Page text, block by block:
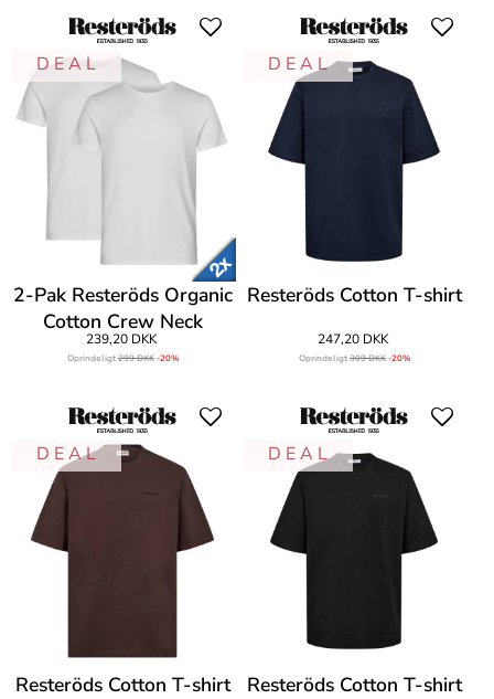
D E A L
2-Pak Resteröds Organic
Cotton Crew Neck
239,20 DKK
Oprindeligt299 DKK -20%
D E A L
Resteröds Cotton T-shirt
247,20 DKK
Oprindeligt309 DKK -20%
D E A L
Resteröds Cotton T-shirt
D E A L
Resteröds Cotton T-shirt